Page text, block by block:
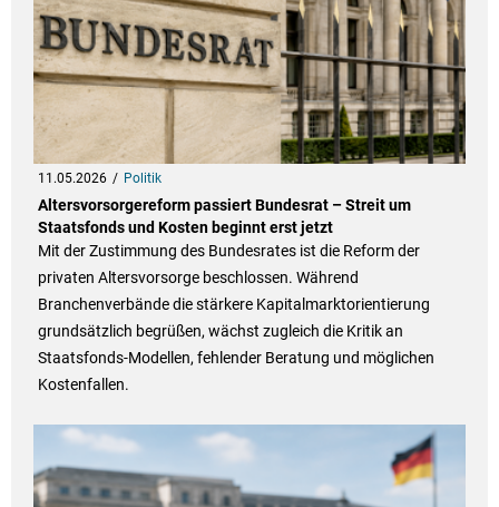
11.05.2026 Politik
Altersvorsorgereform passiert Bundesrat – Streit um
Staatsfonds und Kosten beginnt erst jetzt
Mit der Zustimmung des Bundesrates ist die Reform der
privaten Altersvorsorge beschlossen. Während
Branchenverbände die stärkere Kapitalmarktorientierung
grundsätzlich begrüßen, wächst zugleich die Kritik an
Staatsfonds-Modellen, fehlender Beratung und möglichen
Kostenfallen.